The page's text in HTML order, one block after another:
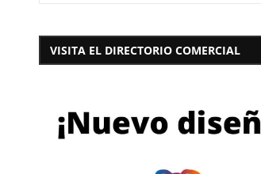
VISITA EL DIRECTORIO COMERCIAL